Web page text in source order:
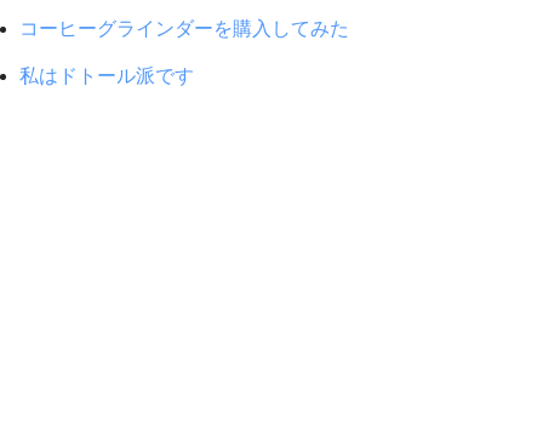
コーヒーグラインダーを購入してみた
私はドトール派です